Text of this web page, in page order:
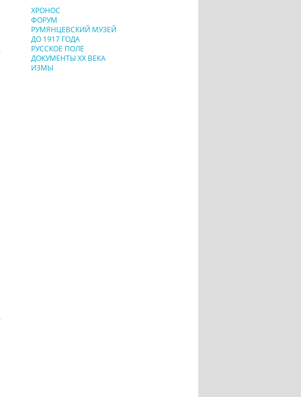
ХРОНОС
ФОРУМ
РУМЯНЦЕВСКИЙ МУЗЕЙ
ДО 1917 ГОДА
РУССКОЕ ПОЛЕ
ДОКУМЕНТЫ XX ВЕКА
ИЗМЫ